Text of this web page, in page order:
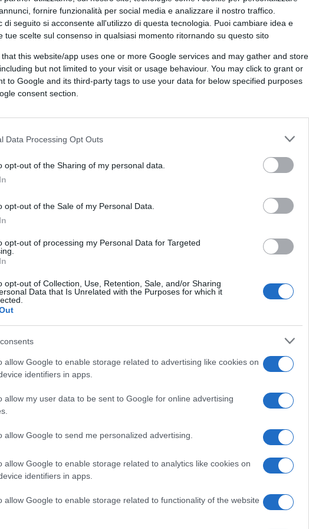
fornire funzionalità per social media e analizzare il nostro traffico.
di seguito si acconsente all'utilizzo di questa tecnologia. Puoi cambiare idea e
tue scelte sul consenso in qualsiasi momento ritornando su questo sito
that this website/app uses one or more Google services and may gather and store
but not limited to your visit or usage behaviour. You may click to grant or
to Google and its third-party tags to use your data for below specified purposes
consent section.
Data Processing Opt Outs
opt-out of the Sharing of my personal data.
opt-out of the Sale of my Personal Data.
opt-out of processing my Personal Data for Targeted
opt-out of Collection, Use, Retention, Sale, and/or Sharing
Data that Is Unrelated with the Purposes for which it
allow Google to enable storage related to advertising like cookies on
identifiers in apps.
allow my user data to be sent to Google for online advertising
allow Google to send me personalized advertising.
allow Google to enable storage related to analytics like cookies on
identifiers in apps.
allow Google to enable storage related to functionality of the website
azzurra” dei mondiali di Russia. Non è
federale, al presidente del Coni, al
come ci siamo sdraiati sui tappettini di
fino a ieri da molti di noi “maestro di
essere licenziato.
protocollo e riti in uso: vieni
contrattuali (ci siamo dimenticati il
alla porta previa consegna di una valigetta
“Tavecchiorifletta se non sia il
“Se fossi Tavecchio mi dimetterei”.
il premier (e la sua corte) dichiaravano
lasciato la vita politica per sempre;
e su Tavecchio.
su parlamentari che vengono da due
e degli ingegneri? In declino come
professioni sono confluite in
operai.
un lavoro come quello del parlamentare
Un solo privilegio: essere